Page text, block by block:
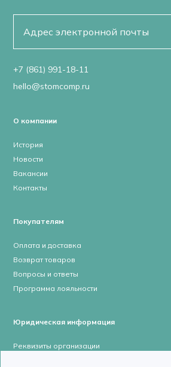
+7 (861) 991-18-11
hello@stomcomp.ru
О компании
История
Новости
Вакансии
Контакты
Покупателям
Оплата и доставка
Возврат товаров
Вопросы и ответы
Программа лояльности
Юридическая информация
Реквизиты организации